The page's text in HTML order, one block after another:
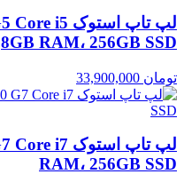
8GB RAM، 256GB SSD
تومان
RAM، 256GB SSD